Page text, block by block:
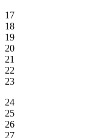
17
18
19
20
21
22
23
24
25
26
27